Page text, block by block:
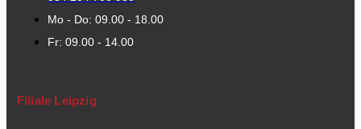
Mo - Do: 09.00 - 18.00
Fr: 09.00 - 14.00
Filiale Leipzig